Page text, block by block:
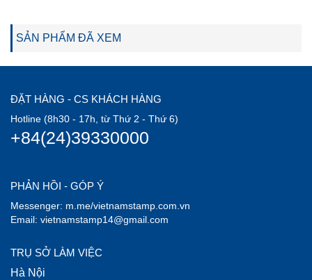
SẢN PHẨM ĐÃ XEM
ĐẶT HÀNG - CS KHÁCH HÀNG
Hotline (8h30 - 17h, từ Thứ 2 - Thứ 6)
+84(24)39330000
PHẢN HỒI - GÓP Ý
Messenger: m.me/vietnamstamp.com.vn
Email: vietnamstamp14@gmail.com
TRỤ SỞ LÀM VIỆC
Hà Nội